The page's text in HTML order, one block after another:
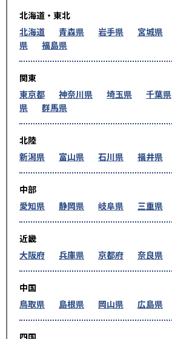
北海道・東北
北海道
青森県 岩手県 宮城県
県
福島県
関東
東京都
神奈川県 埼玉県 千葉県
県
群馬県
北陸
新潟県
富山県 石川県 福井県
中部
愛知県
静岡県 岐阜県 三重県
近畿
大阪府
兵庫県 京都府 奈良県
中国
鳥取県
島根県 岡山県 広島県